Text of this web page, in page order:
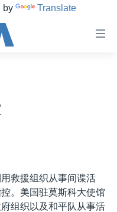
by Translate
救援组织从事间谍活
。美国驻莫斯科大使馆
组织以及和平队从事活